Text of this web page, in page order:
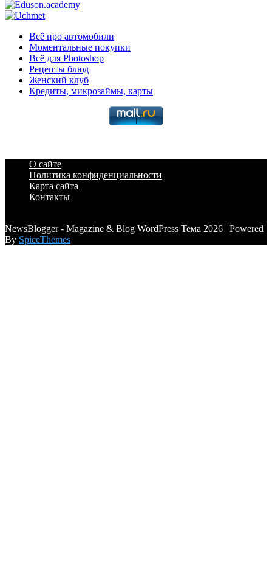
Всё про автомобили
Моментальные покупки
Всё для Photoshop
Рецепты блюд
Женский клуб
Кредиты, микрозаймы, карты
О сайте
Политика конфиденциальности
Карта сайта
Контакты
NewsBlogger - Magazine & Blog WordPress Тема 2026 | Powered
By SpiceThemes